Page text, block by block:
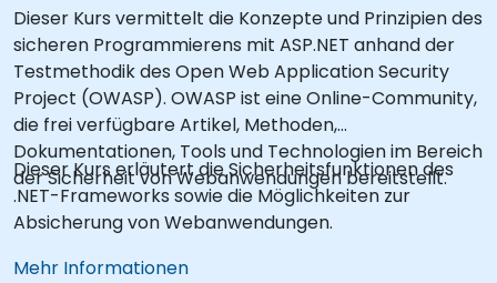
Dieser Kurs vermittelt die Konzepte und Prinzipien des
sicheren Programmierens mit ASP.NET anhand der
Testmethodik des Open Web Application Security
Project (OWASP). OWASP ist eine Online-Community,
die frei verfügbare Artikel, Methoden,
Dokumentationen, Tools und Technologien im Bereich
der Sicherheit von Webanwendungen bereitstellt.
Dieser Kurs erläutert die Sicherheitsfunktionen des
.NET-Frameworks sowie die Möglichkeiten zur
Absicherung von Webanwendungen.
Mehr Informationen